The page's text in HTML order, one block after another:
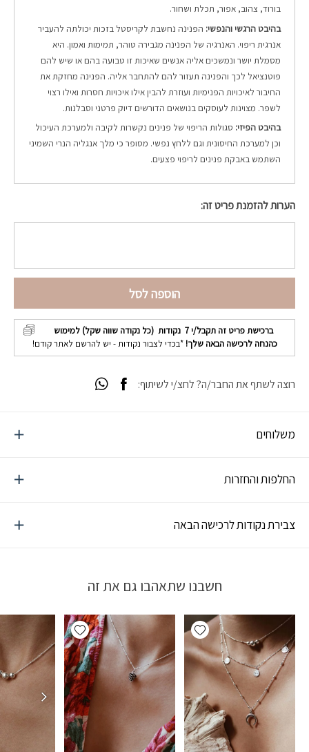
בורוד, צהוב, אפור, תכלת ושחור.
בהיבט הרגשי והנפשי: הפנינה נחשבת לקריסטל בזכות יכולתה להעביר
אנרגית ריפוי. האנרגיה של הפנינה מגבירה טוהר, תמימות ואמון. היא
מסמלת יושר ונמשכים אליה אנשים שאיכות זו טבועה בהם או שיש להם
פוטנציאל לכך והפנינה תעזור להם להתחבר אליה. הפנינה מחזקת את
החיבור לאיכויות הפנימיות ועוזרת להבין אילו איכויות חסרות ואילו רצוי
לשפר. מצוינות לעוסקים בנושאים הדורשים דיוק פרטני וסבלנות.
בהיבט הפיזי: סגולות הריפוי של פנינים נקשרות לקיבה ולמערכת העיכול
וכן למערכת החיסונית וגם ללחץ נפשי. מסופר כי מלך אנגליה הנרי השמיני
השתמש באבקת פנינים לריפוי פצעים.
הערות להזמנת פריט זה:
הוספה לסל
ברכישת פריט זה תקבל/י 7 נקודות (כל נקודה שווה שקל) למימוש
כהנחה לרכישה הבאה שלך! *בכדי לצבור נקודות - יש להרשם לאתר קודם!
משלוחים
החלפות והחזרות
צבירת נקודות לרכישה הבאה
רוצה לשתף את החבר/ה? לחצ/י לשיתוף:
חשבנו שתאהבו גם את זה
Add wishlist
Add wishlist